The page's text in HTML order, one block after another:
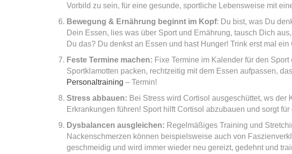
Vorbild zu sein, für eine gesunde, sportliche Lebensweise mit
Bewegung & Ernährung beginnt im Kopf: Du bist, was Du
Dein Essen, lies was über Sport und Ernährung, tausch Dich
Du das? Du denkst an Essen und hast Hunger! Trink erst mal ein
Feste Termine machen: Fixe Termine im Kalender für den
Sportklamotten packen, rechtzeitig mit dem Essen aufpassen,
Personaltraining – Termin!
Stress abbauen: Bei Stress wird Cortisol ausgeschüttet, ws
Erkrankungen führen! Sport hilft Cortisol abzubauen und sorgt
Dysbalancen ausgleichen: Regelmäßiges Training und
Nackenschmerzen können beispielsweise auch von
geschmeidig und wird immer wieder neu gereizt, gedehnt und